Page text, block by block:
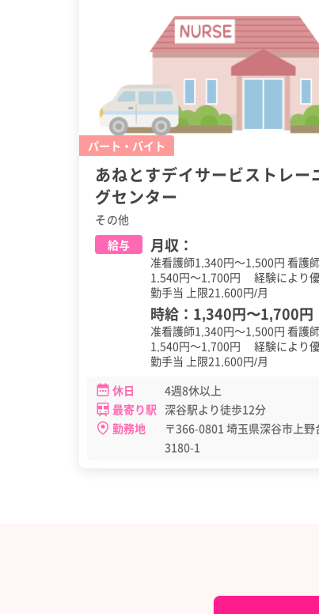
パート・バイト
あねとすデイサービストレー
グセンター
その他
給与
月収：
准看護師1,340円～1,500円 看護
1,540円～1,700円 経験により
勤手当 上限21,600円/月
時給： 1,340円〜1,700円
准看護師1,340円～1,500円 看護
1,540円～1,700円 経験により
勤手当 上限21,600円/月
休日
4週8休以上
最寄り駅 深谷駅より徒歩12分
勤務地
〒366-0801 埼玉県深谷市上野
3180-1